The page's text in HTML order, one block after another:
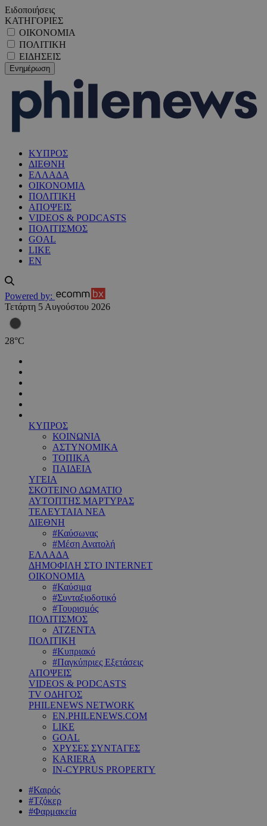
Ειδοποιήσεις
ΚΑΤΗΓΟΡΙΕΣ
ΟΙΚΟΝΟΜΙΑ
ΠΟΛΙΤΙΚΗ
ΕΙΔΗΣΕΙΣ
ΚΥΠΡΟΣ
ΔΙΕΘΝΗ
ΕΛΛΑΔΑ
ΟΙΚΟΝΟΜΙΑ
ΠΟΛΙΤΙΚΗ
ΑΠΟΨΕΙΣ
VIDEOS & PODCASTS
ΠΟΛΙΤΙΣΜΟΣ
GOAL
LIKE
EN
Powered by:
Τετάρτη 5 Αυγούστου 2026
28°C
ΚΥΠΡΟΣ
ΚΟΙΝΩΝΙΑ
ΑΣΤΥΝΟΜΙΚΑ
ΤΟΠΙΚΑ
ΠΑΙΔΕΙΑ
ΥΓΕΙΑ
ΣΚΟΤΕΙΝΟ ΔΩΜΑΤΙΟ
ΑΥΤΟΠΤΗΣ ΜΑΡΤΥΡΑΣ
ΤΕΛΕΥΤΑΙΑ ΝΕΑ
ΔΙΕΘΝΗ
#Καύσωνας
#Μέση Ανατολή
ΕΛΛΑΔΑ
ΔΗΜΟΦΙΛΗ ΣΤΟ INTERNET
ΟΙΚΟΝΟΜΙΑ
#Καύσιμα
#Συνταξιοδοτικό
#Τουρισμός
ΠΟΛΙΤΙΣΜΟΣ
ΑΤΖΕΝΤΑ
ΠΟΛΙΤΙΚΗ
#Κυπριακό
#Παγκύπριες Εξετάσεις
ΑΠΟΨΕΙΣ
VIDEOS & PODCASTS
TV ΟΔΗΓΟΣ
PHILENEWS NETWORK
EN.PHILENEWS.COM
LIKE
GOAL
ΧΡΥΣΕΣ ΣΥΝΤΑΓΕΣ
KARIERA
IN-CYPRUS PROPERTY
#Καιρός
#Τζόκερ
#Φαρμακεία